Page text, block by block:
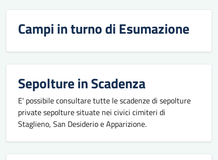
Campi in turno di Esumazione
Sepolture in Scadenza
E' possibile consultare tutte le scadenze di sepolture
private sepolture situate nei civici cimiteri di
Staglieno, San Desiderio e Apparizione.